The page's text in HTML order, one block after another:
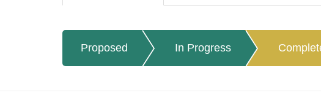
Proposed In Progress